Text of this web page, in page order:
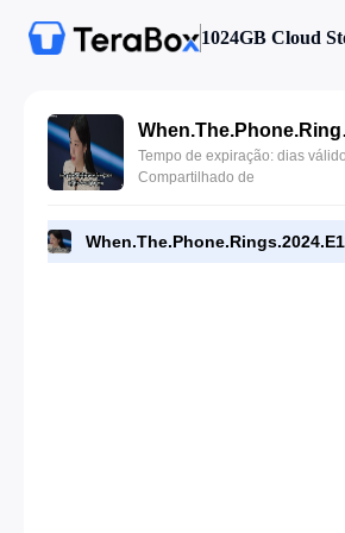
1024GB Cloud
Tempo de expiração: dias
Compartilhado de